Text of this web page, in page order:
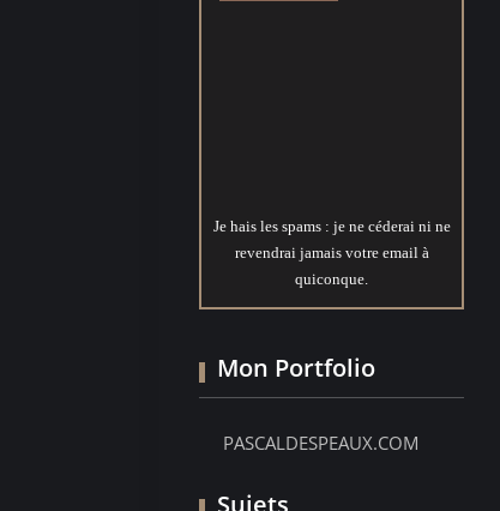
Je hais les spams : je ne céderai ni ne
revendrai jamais votre email à
quiconque.
Mon Portfolio
PASCALDESPEAUX.COM
Sujets